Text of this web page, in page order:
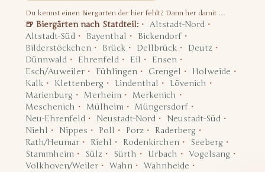
Du kennst einen Biergarten der hier fehlt? Dann her damit …
🍺 Biergärten nach Statdteil:
Altstadt-Nord
Altstadt-Süd
Bayenthal
Bickendorf
Bilderstöckchen
Brück Dellbrück
Deutz
Dünnwald
Ehrenfeld Eil
Ensen
Esch/Auweiler
Fühlingen Grengel
Holweide
Kalk
Klettenberg Lindenthal
Lövenich
Marienburg
Merheim
Merkenich
Meschenich
Mülheim
Müngersdorf
Neu-Ehrenfeld
Neustadt-Nord
Neustadt-Süd
Niehl
Nippes Poll Porz
Raderberg
Rath/Heumar
Riehl Rodenkirchen
Seeberg
Stammheim
Sülz Sürth Urbach
Vogelsang
Volkhoven/Weiler
Wahn
Wahnheide